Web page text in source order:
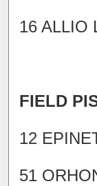
16 ALLIO
FIELD
12
51